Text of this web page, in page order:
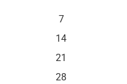
7
14
21
28